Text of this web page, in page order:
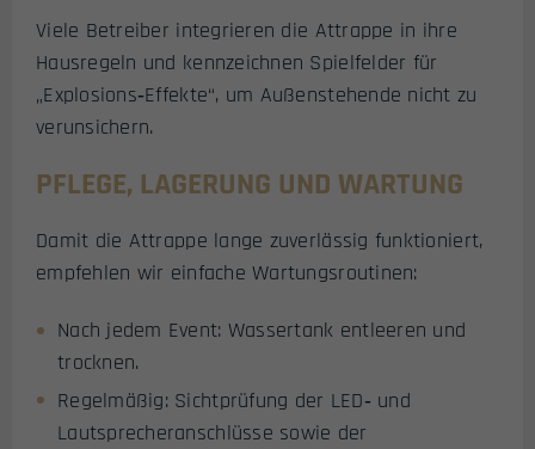
Viele Betreiber integrieren die Attrappe in ihre
Hausregeln und kennzeichnen Spielfelder für
„Explosions‑Effekte“, um Außenstehende nicht zu
verunsichern.
PFLEGE, LAGERUNG UND WARTUNG
Damit die Attrappe lange zuverlässig funktioniert,
empfehlen wir einfache Wartungsroutinen:
Nach jedem Event: Wassertank entleeren und
trocknen.
Regelmäßig: Sichtprüfung der LED‑ und
Lautsprecheranschlüsse sowie der